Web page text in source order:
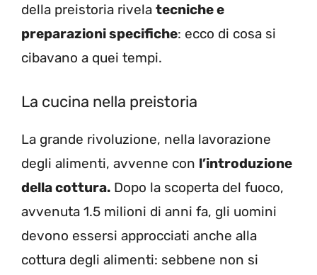
della preistoria rivela tecniche e
preparazioni specifiche: ecco di cosa si
cibavano a quei tempi.
La cucina nella preistoria
La grande rivoluzione, nella lavorazione
degli alimenti, avvenne con l’introduzione
della cottura. Dopo la scoperta del fuoco,
avvenuta 1.5 milioni di anni fa, gli uomini
devono essersi approcciati anche alla
cottura degli alimenti: sebbene non si